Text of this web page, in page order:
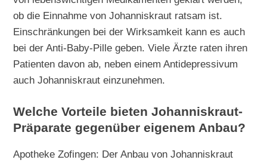
ob die Einnahme von Johanniskraut ratsam ist.
Einschränkungen bei der Wirksamkeit kann es auch
bei der Anti-Baby-Pille geben. Viele Ärzte raten ihren
Patienten davon ab, neben einem Antidepressivum
auch Johanniskraut einzunehmen.
Welche Vorteile bieten Johanniskraut-
Präparate gegenüber eigenem Anbau?
Apotheke Zofingen: Der Anbau von Johanniskraut